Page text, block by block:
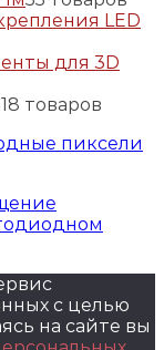
LED
для 3D
18 товаров
пиксели
с целью
на сайте вы